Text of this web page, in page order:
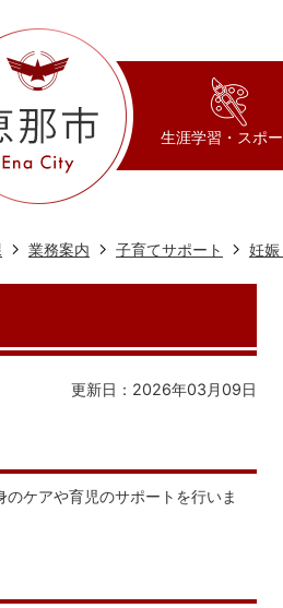
生涯学習・スポ
業務案内 子育てサポート 妊
更新日：2026年03月09日
ケアや育児のサポートを行いま